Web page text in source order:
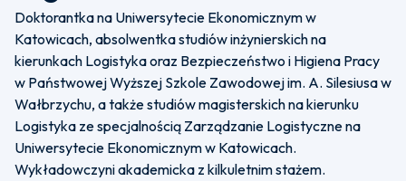
Doktorantka na Uniwersytecie Ekonomicznym w
Katowicach, absolwentka studiów inżynierskich na
kierunkach Logistyka oraz Bezpieczeństwo i Higiena Pracy
w Państwowej Wyższej Szkole Zawodowej im. A. Silesiusa w
Wałbrzychu, a także studiów magisterskich na kierunku
Logistyka ze specjalnością Zarządzanie Logistyczne na
Uniwersytecie Ekonomicznym w Katowicach.
Wykładowczyni akademicka z kilkuletnim stażem.